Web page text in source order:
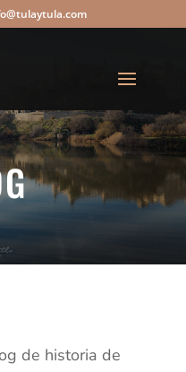
de historia de